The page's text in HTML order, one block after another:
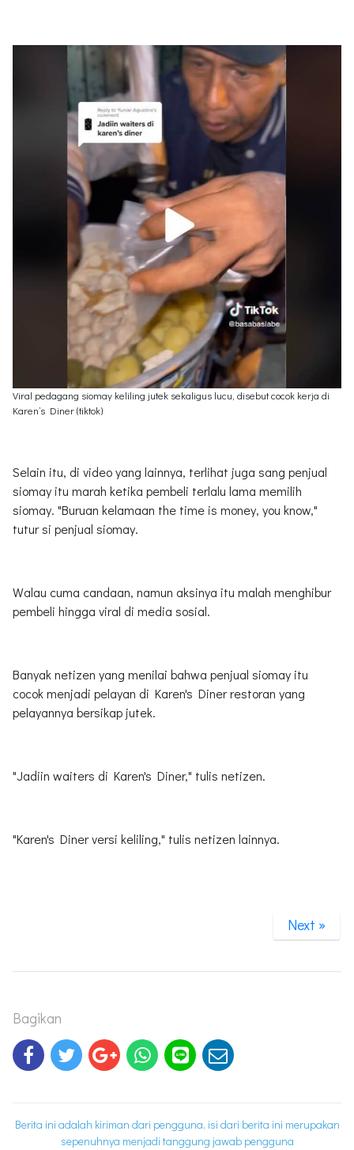
Viral pedagang siomay keliling jutek sekaligus lucu, disebut cocok kerja di
Karen’s Diner (tiktok)
Selain itu, di video yang lainnya, terlihat juga sang penjual
siomay itu marah ketika pembeli terlalu lama memilih
siomay. "Buruan kelamaan the time is money, you know,"
tutur si penjual siomay.
Walau cuma candaan, namun aksinya itu malah menghibur
pembeli hingga viral di media sosial.
Banyak netizen yang menilai bahwa penjual siomay itu
cocok menjadi pelayan di Karen's Diner restoran yang
pelayannya bersikap jutek.
"Jadiin waiters di Karen's Diner," tulis netizen.
"Karen's Diner versi keliling," tulis netizen lainnya.
Next »
Bagikan
Berita ini adalah kiriman dari pengguna, isi dari berita ini merupakan
sepenuhnya menjadi tanggung jawab pengguna